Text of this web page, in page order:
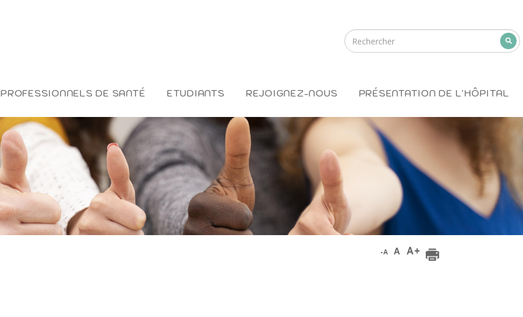
PROFESSIONNELS DE SANTÉ ETUDIANTS REJOIGNEZ-NOUS PRÉSENTATION DE L'HÔPITAL